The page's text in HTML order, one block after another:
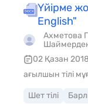
Үйірме
English"
Ахметова
02 Қазан 2018
ағылшын тілі
Шет тілі